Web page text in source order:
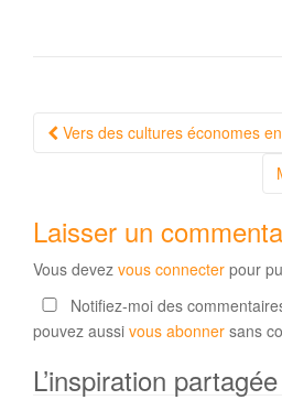
Navigation
Vers des cultures économes
Laisser un
Vous devez vous connecter pour
Notifiez-moi des
pouvez aussi vous abonner sans
L’inspiration partagée